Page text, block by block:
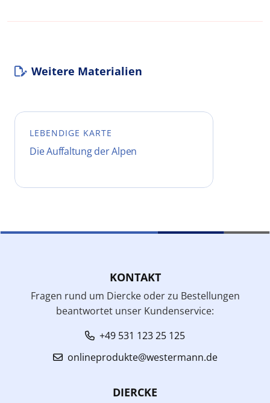
Weitere Materialien
LEBENDIGE KARTE
Die Auffaltung der Alpen
KONTAKT
Fragen rund um Diercke oder zu Bestellungen
beantwortet unser Kundenservice:
+49 531 123 25 125
onlineprodukte@westermann.de
DIERCKE